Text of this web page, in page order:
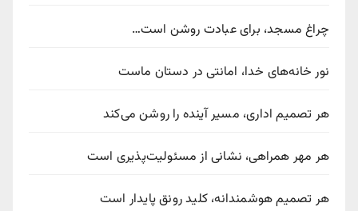
چراغ مسجد، برای عبادت روشن است…
نور خانه‌های خدا، امانتی در دستان ماست
هر تصمیم اداری، مسیر آینده را روشن می‌کند
هر مهر همراهی، نشانی از مسئولیت‌پذیری است
هر تصمیم هوشمندانه، کلید رونق پایدار است